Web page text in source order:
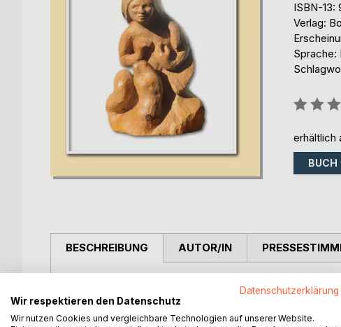
ISBN-13:
Verlag:
Sprache:
erhältlich
BUCH
BESCHREIBUNG
Wolfgang Tribukait, geboren 1932 in Ostpreußen,
Geschichte am Wirtschaftsgymnasium Villingen.
den Schwarzwälder Boten schrieb er zahlreiche
AUTOR/IN
Datenschutzerklärung
Wir respektieren den Datenschutz
Wir nutzen Cookies und vergleichbare Technologien auf unserer Website.